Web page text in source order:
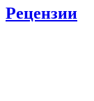
Рецензии